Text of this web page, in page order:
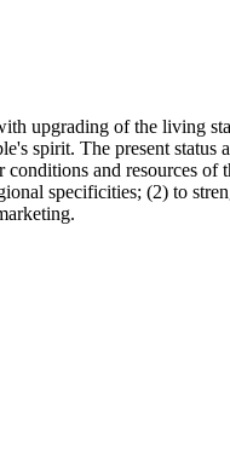
upgrading of the living
spirit. The present
and resources
specificities; (2) to